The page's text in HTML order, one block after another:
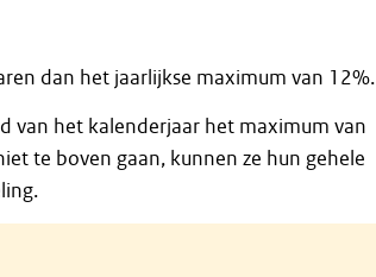
dan het jaarlijkse maximum van 12%.
van het kalenderjaar het maximum van
te boven gaan, kunnen ze hun gehele